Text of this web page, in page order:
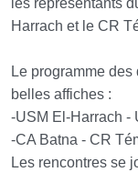
les représentants
Harrach et le CR
Le programme
belles affiches :
-USM El-Harrach -
-CA Batna - CR
Les rencontres se